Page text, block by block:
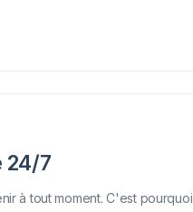
24/7
à tout moment. C'est pourquoi